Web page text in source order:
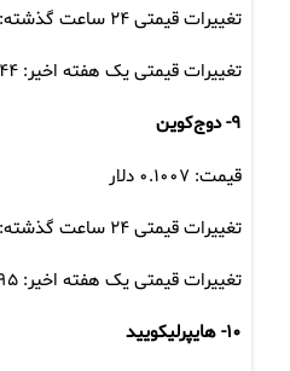
تغییرات قیمتی ۲۴ ساعت گذشته: ۱.۳۰ درصد افزایش
تغییرات قیمتی یک هفته اخیر: ۴.۴۴ درصد کاهش
۹- دوج‌کوین
قیمت: ۰.۱۰۰۷ دلار
تغییرات قیمتی ۲۴ ساعت گذشته: ۰.۴۱ درصد کاهش
تغییرات قیمتی یک هفته اخیر: ۱.۹۵ درصد کاهش
۱۰- هایپرلیکویید